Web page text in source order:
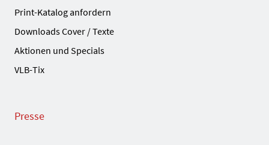
Print-Katalog anfordern
Downloads Cover / Texte
Aktionen und Specials
VLB-Tix
Presse